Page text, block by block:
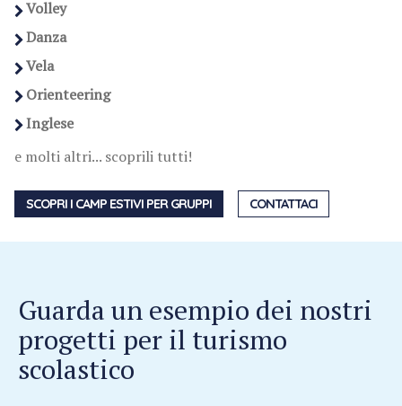
Volley
Danza
Vela
Orienteering
Inglese
e molti altri... scoprili tutti!
SCOPRI I CAMP ESTIVI PER GRUPPI CONTATTACI
Guarda un esempio dei nostri
progetti per il turismo
scolastico